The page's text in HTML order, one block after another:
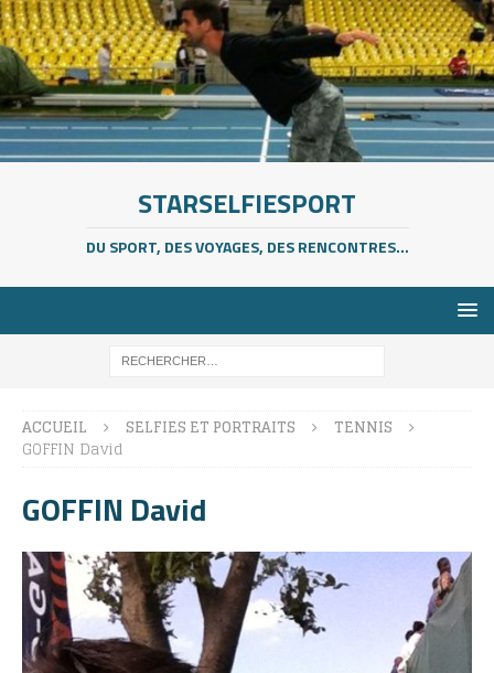
STARSELFIESPORT
DU SPORT, DES VOYAGES, DES RENCONTRES...
ACCUEIL SELFIES ET PORTRAITS
TENNIS
GOFFIN David
GOFFIN David